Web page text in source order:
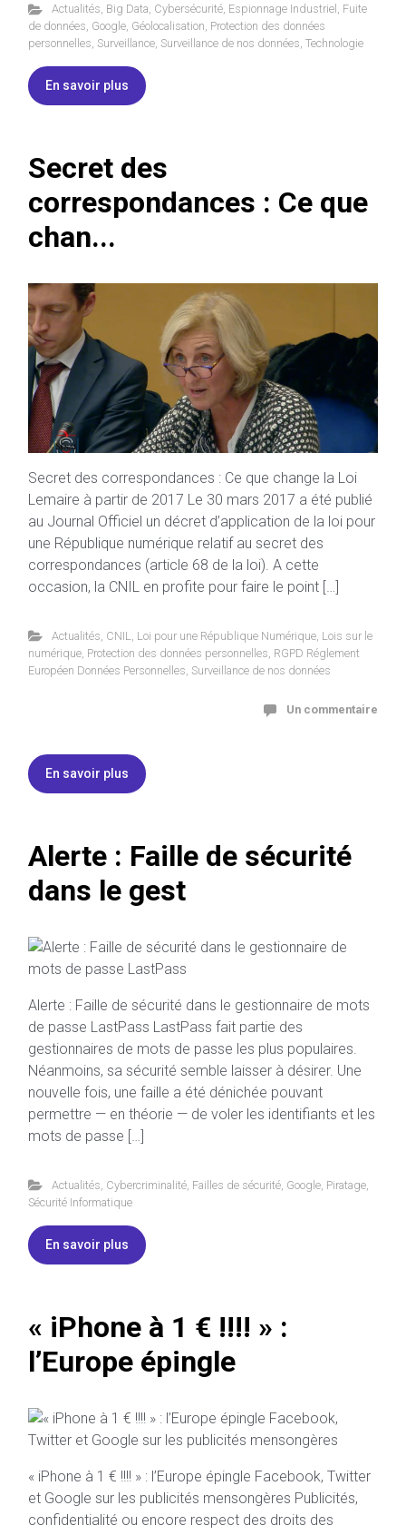
Actualités Big Data Cybersécurité, Espionnage Industriel
Fuite
de données Google Géolocalisation Protection des données
personnelles Surveillance Surveillance de nos données Technologie
En savoir plus
Secret des
correspondances : Ce que
chan...
Secret des correspondances : Ce que change la Loi
Lemaire à partir de 2017 Le 30 mars 2017 a été publié
au Journal Officiel un décret d’application de la loi pour
une République numérique relatif au secret des
correspondances (article 68 de la loi). A cette
occasion, la CNIL en profite pour faire le point […]
Actualités CNIL Loi pour une République Numérique, Lois sur le
numérique Protection des données personnelles RGPD Réglement
Européen Données Personnelles Surveillance de nos données
Un commentaire
En savoir plus
Alerte : Faille de sécurité
dans le gest
Alerte : Faille de sécurité dans le gestionnaire de mots
de passe LastPass LastPass fait partie des
gestionnaires de mots de passe les plus populaires.
Néanmoins, sa sécurité semble laisser à désirer. Une
nouvelle fois, une faille a été dénichée pouvant
permettre — en théorie — de voler les identifiants et les
mots de passe […]
Actualités Cybercriminalité, Failles de sécurité, Google, Piratage,
Sécurité Informatique
En savoir plus
« iPhone à 1 € !!!! » :
l’Europe épingle
« iPhone à 1 € !!!! » : l’Europe épingle Facebook, Twitter
et Google sur les publicités mensongères Publicités,
confidentialité ou encore respect des droits des